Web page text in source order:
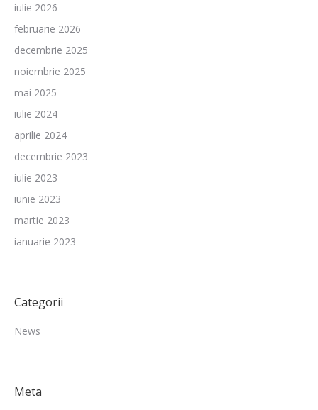
iulie 2026
februarie 2026
decembrie 2025
noiembrie 2025
mai 2025
iulie 2024
aprilie 2024
decembrie 2023
iulie 2023
iunie 2023
martie 2023
ianuarie 2023
Categorii
News
Meta